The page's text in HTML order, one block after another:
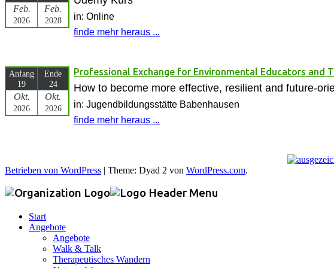
Feb.
2026
Feb.
2028
in: Online
finde mehr heraus ...
Anfang
19
Okt.
2026
Ende
24
Okt.
2026
Professional Exchange for Environmental Educators and
How to become more effective, resilient and future-
in: Jugendbildungsstätte Babenhausen
finde mehr heraus ...
Betrieben von WordPress | Theme: Dyad 2 von WordPress.com.
Start
Angebote
Angebote
Walk & Talk
Therapeutisches Wandern